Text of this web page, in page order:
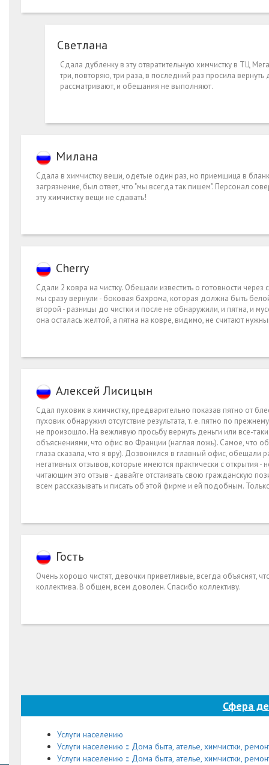
Светлана
Сдала дубленку в эту отвратительную химчистку в ТЦ
три, повторяю, три раза, в последний раз просила
рассматривают, и обещания не выполняют.
Милана
Сдала в химчистку вещи, одетые один раз, но приемщица в
загрязнение, был ответ, что "мы всегда так пишем". Персонал
эту химчистку вещи не сдавать!
Cherry
Сдали 2 ковра на чистку. Обещали известить о готовности
мы сразу вернули - боковая бахрома, которая должна быть
второй - разницы до чистки и после не обнаружили, и пятна, и
она осталась желтой, а пятна на ковре, видимо, не считают
Алексей Лисицын
Сдал пуховик в химчистку, предварительно показав пятно от
пуховик обнаружил отсутствие результата, т. е. пятно по
не произошло. На вежливую просьбу вернуть деньги или все-
объяснениями, что офис во Франции (наглая ложь). Самое, что
глаза сказала, что я вру). Дозвонился в главный офис, обещали
негативных отзывов, которые имеются практически с открытия -
читающим это отзыв - давайте отстаивать свою гражданскую
всем рассказывать и писать об этой фирме и ей подобным.
Гость
Очень хорошо чистят, девочки приветливые, всегда объяснят,
коллектива. В общем, всем доволен. Спасибо коллективу.
Сфера
Услуги населению
Услуги населению ::: Дома быта, ателье, химчистки,
Услуги населению ::: Дома быта, ателье, химчистки,